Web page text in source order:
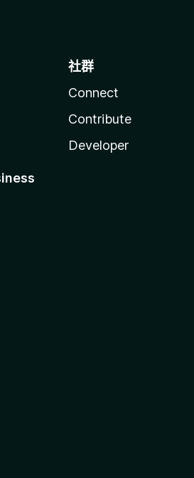
社群
Connect
Contribute
Developer